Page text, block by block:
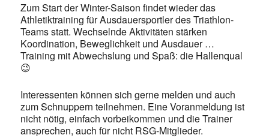
Zum Start der Winter-Saison findet wieder das
Athletiktraining für Ausdauersportler des Triathlon-
Teams statt. Wechselnde Aktivitäten stärken
Koordination, Beweglichkeit und Ausdauer …
Training mit Abwechslung und Spaß: die Hallenqual
😉
Interessenten können sich gerne melden und auch
zum Schnuppern teilnehmen. Eine Voranmeldung ist
nicht nötig, einfach vorbeikommen und die Trainer
ansprechen, auch für nicht RSG-Mitglieder.